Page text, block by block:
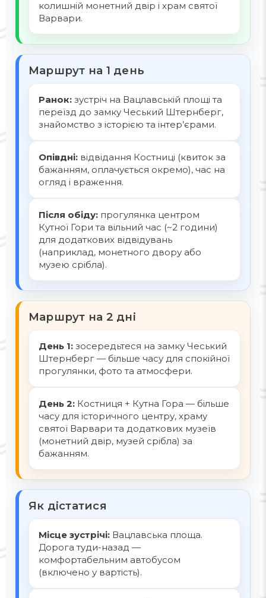
колишній монетний двір і храм святої
Варвари.
Маршрут на 1 день
Ранок: зустріч на Вацлавській площі та
переїзд до замку Чеський Штернберг,
знайомство з історією та інтер’єрами.
Опівдні: відвідання Костниці (квиток за
бажанням, оплачується окремо), час на
огляд і враження.
Після обіду: прогулянка центром
Кутної Гори та вільний час (~2 години)
для додаткових відвідувань
(наприклад, монетного двору або
музею срібла).
Маршрут на 2 дні
День 1: зосередьтеся на замку Чеський
Штернберг — більше часу для спокійної
прогулянки, фото та атмосфери.
День 2: Костниця + Кутна Гора — більше
часу для історичного центру, храму
святої Варвари та додаткових музеїв
(монетний двір, музей срібла) за
бажанням.
Як дістатися
Місце зустрічі: Вацлавська площа.
Дорога туди-назад —
комфортабельним автобусом
(включено у вартість).